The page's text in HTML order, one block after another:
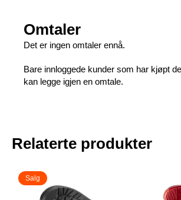
Omtaler
Det er ingen omtaler ennå.
Bare innloggede kunder som har kjøpt
kan legge igjen en omtale.
Relaterte produkter
Salg